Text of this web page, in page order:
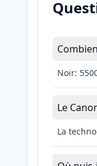
Noir:
Le
La